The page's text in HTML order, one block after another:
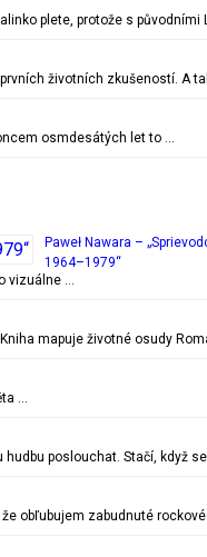
plete, protože s původními
životních zkušeností. A
osmdesátých let to …
Paweł Nawara –
1964–1979“
vizuálne …
mapuje životné osudy
…
hudbu poslouchat. Stačí, když
obľubujem zabudnuté